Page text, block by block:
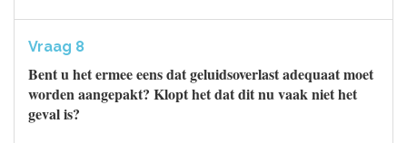
Vraag 8
Bent u het ermee eens dat geluidsoverlast adequaat moet
worden aangepakt? Klopt het dat dit nu vaak niet het
geval is?